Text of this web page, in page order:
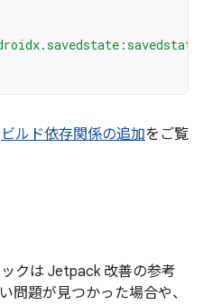
ビルド依存関係の追加をご覧
クは Jetpack 改善の参考
問題が見つかった場合や、